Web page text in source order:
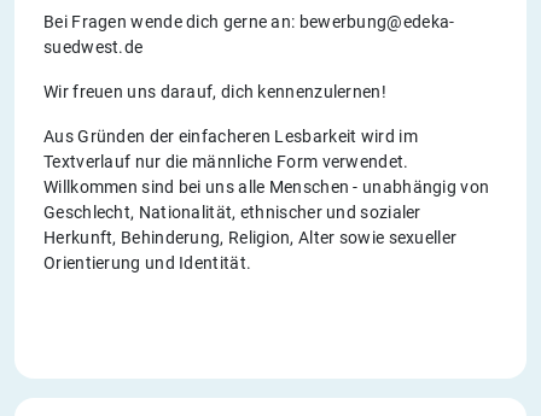
Bei Fragen wende dich gerne an: bewerbung@edeka-
suedwest.de
Wir freuen uns darauf, dich kennenzulernen!
Aus Gründen der einfacheren Lesbarkeit wird im
Textverlauf nur die männliche Form verwendet.
Willkommen sind bei uns alle Menschen - unabhängig von
Geschlecht, Nationalität, ethnischer und sozialer
Herkunft, Behinderung, Religion, Alter sowie sexueller
Orientierung und Identität.